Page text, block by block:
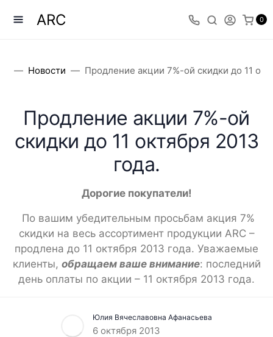
ARC 0
Новости Продление акции 7%-ой скидки до 11
Продление акции 7%-ой
скидки до 11 октября 2013
года.
Дорогие покупатели!
По вашим убедительным просьбам акция 7%
скидки на весь ассортимент продукции ARC –
продлена до 11 октября 2013 года. Уважаемые
клиенты, обращаем ваше внимание: последний
день оплаты по акции – 11 октября 2013 года.
Юлия Вячеславовна Афанасьева
6 октября 2013